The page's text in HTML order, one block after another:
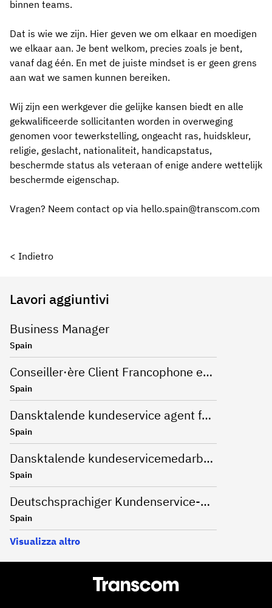
binnen teams.
Dat is wie we zijn. Hier geven we om elkaar en moedigen
we elkaar aan. Je bent welkom, precies zoals je bent,
vanaf dag één. En met de juiste mindset is er geen grens
aan wat we samen kunnen bereiken.
Wij zijn een werkgever die gelijke kansen biedt en alle
gekwalificeerde sollicitanten worden in overweging
genomen voor tewerkstelling, ongeacht ras, huidskleur,
religie, geslacht, nationaliteit, handicapstatus,
beschermde status als veteraan of enige andere wettelijk
beschermde eigenschap.
Vragen? Neem contact op via hello.spain@transcom.com
< Indietro
Lavori aggiuntivi
Business Manager
Spain
Conseiller·ère Client Francophone en Télétravail (Barcelone)
Spain
Dansktalende kundeservice agent for Nespresso
Spain
Dansktalende kundeservicemedarbejder
Spain
Deutschsprachiger Kundenservice-Mitarbeiter für eine Onlinebank in Alicante
Spain
Visualizza altro